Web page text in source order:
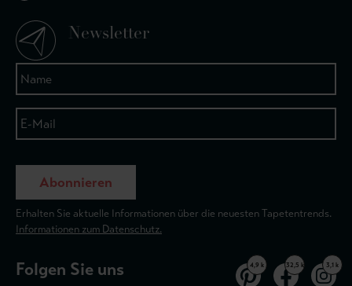
Newsletter
Abonnieren
Erhalten Sie aktuelle Informationen über die neuesten Tapetentrends.
Informationen zum Datenschutz.
Folgen Sie uns 4,9 k 32,5 k 3,1 k